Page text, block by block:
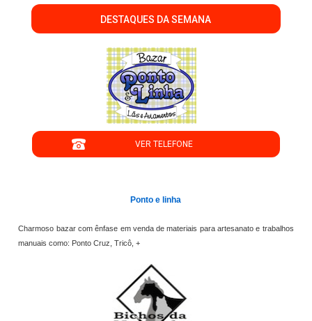
DESTAQUES DA SEMANA
VER TELEFONE
Ponto e linha
Charmoso bazar com ênfase em venda de materiais para artesanato e trabalhos
manuais como: Ponto Cruz, Tricô, +